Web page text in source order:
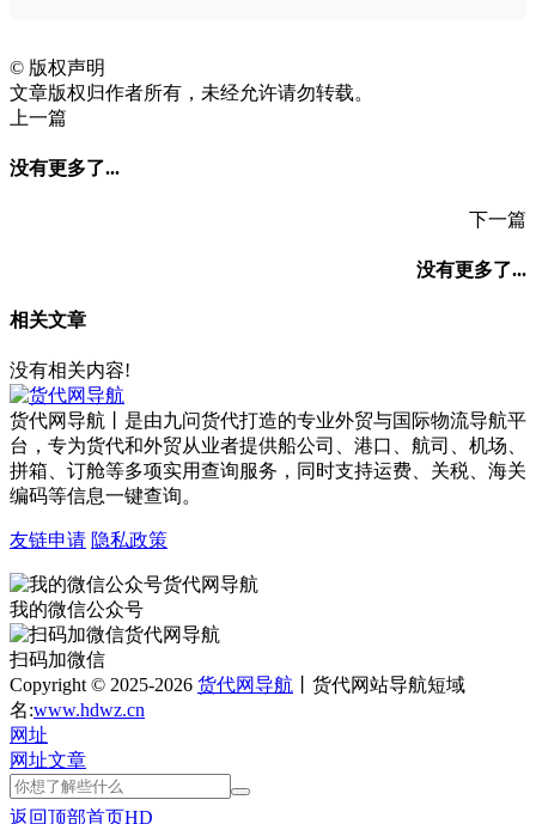
© 版权声明
文章版权归作者所有，未经允许请勿转载。
上一篇
没有更多了...
下一篇
没有更多了...
相关文章
没有相关内容!
货代网导航丨是由九问货代打造的专业外贸与国际物流导航平
台，专为货代和外贸从业者提供船公司、港口、航司、机场、
拼箱、订舱等多项实用查询服务，同时支持运费、关税、海关
编码等信息一键查询。
友链申请 隐私政策
我的微信公众号
扫码加微信
Copyright © 2025-2026 货代网导航 丨货代网站导航短域
名:www.hdwz.cn
网址
网址文章
返回顶部首页HD